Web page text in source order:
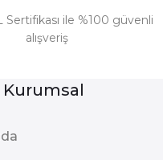
Sertifikası ile %100 güvenli
alışveriş
Kurumsal